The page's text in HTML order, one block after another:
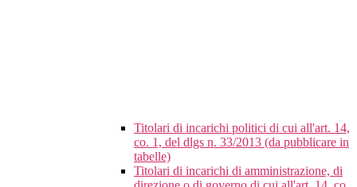
Titolari di incarichi politici di cui all'art. 14,
co. 1, del dlgs n. 33/2013 (da pubblicare in
tabelle)
Titolari di incarichi di amministrazione, di